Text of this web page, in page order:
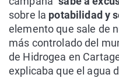
sobre la potabilidad y
elemento que sale de
más controlado del
de Hidrogea en
explicaba que el agua